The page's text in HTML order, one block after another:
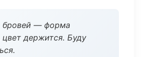
бровей — форма
цвет держится. Буду